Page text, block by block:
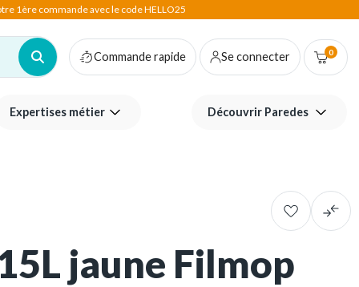
1ère commande avec le code HELLO25
Commande rapide Se connecter 0
Expertises métier Découvrir Paredes
jaune Filmop